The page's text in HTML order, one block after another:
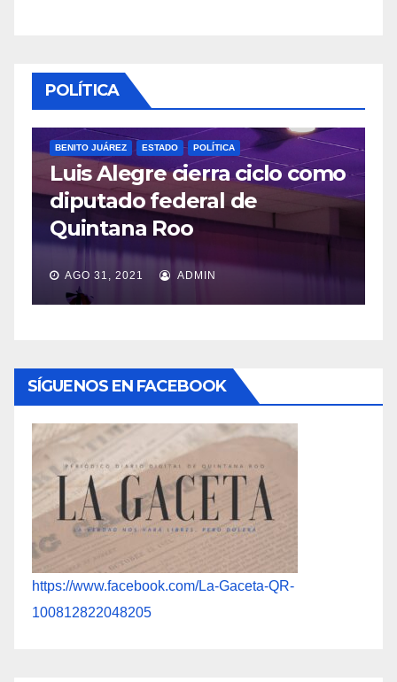
POLÍTICA
BENITO JUÁREZ ESTADO POLÍTICA
Luis Alegre cierra ciclo como
diputado federal de
Quintana Roo
AGO 31, 2021 ADMIN
SÍGUENOS EN FACEBOOK
https://www.facebook.com/La-Gaceta-QR-
100812822048205